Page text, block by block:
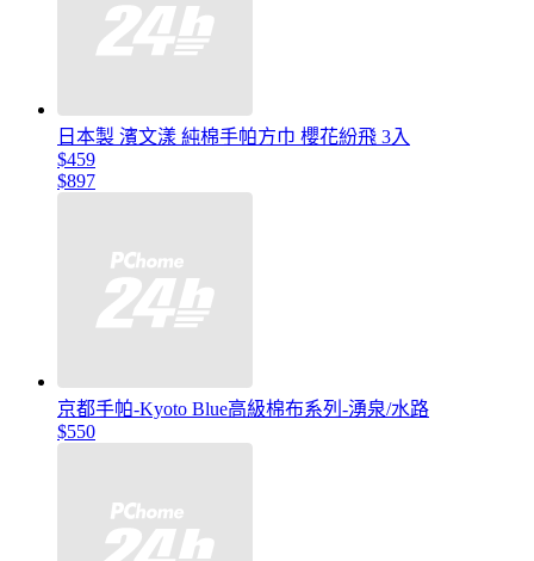
日本製 濱文漾 純棉手帕方巾 櫻花紛飛 3入
$459
$897
京都手帕-Kyoto Blue高級棉布系列-湧泉/水路
$550